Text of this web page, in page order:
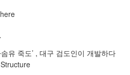
솜유 죽도’ , 대구 검도인이 개발하다